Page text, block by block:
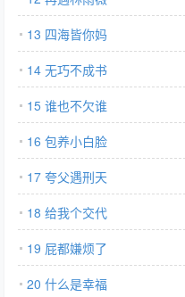
13 四海皆你妈
14 无巧不成书
15 谁也不欠谁
16 包养小白脸
17 夸父遇刑天
18 给我个交代
19 屁都嫌烦了
20 什么是幸福